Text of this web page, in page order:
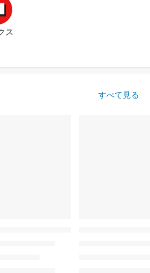
ス
すべて見る